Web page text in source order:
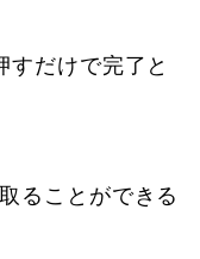
すだけで完了と
ることができる